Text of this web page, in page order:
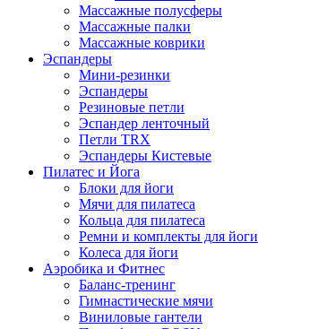
Массажные полусферы
Массажные палки
Массажные коврики
Эспандеры
Мини-резинки
Эспандеры
Резиновые петли
Эспандер ленточный
Петли TRX
Эспандеры Кистевые
Пилатес и Йога
Блоки для йоги
Мячи для пилатеса
Кольца для пилатеса
Ремни и комплекты для йоги
Колеса для йоги
Аэробика и Фитнес
Баланс-тренинг
Гимнастические мячи
Виниловые гантели